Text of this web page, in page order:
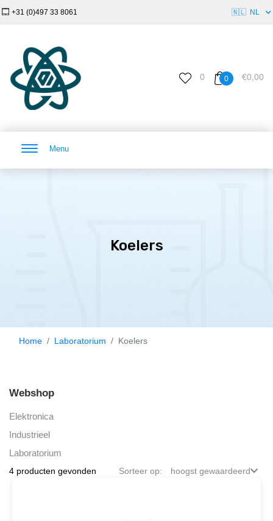
+31 (0)497 33 8061 🇳🇱 NL
0 0 €0,00
Menu
Koelers
Home Laboratorium Koelers
Webshop
Elektronica
Industrieel
Laboratorium
4 producten gevonden Sorteer op: hoogst gewaardeerd